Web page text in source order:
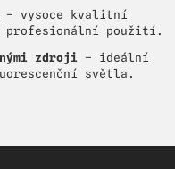
– vysoce kvalitní
profesionální použití.
zdroji – ideální
světla.